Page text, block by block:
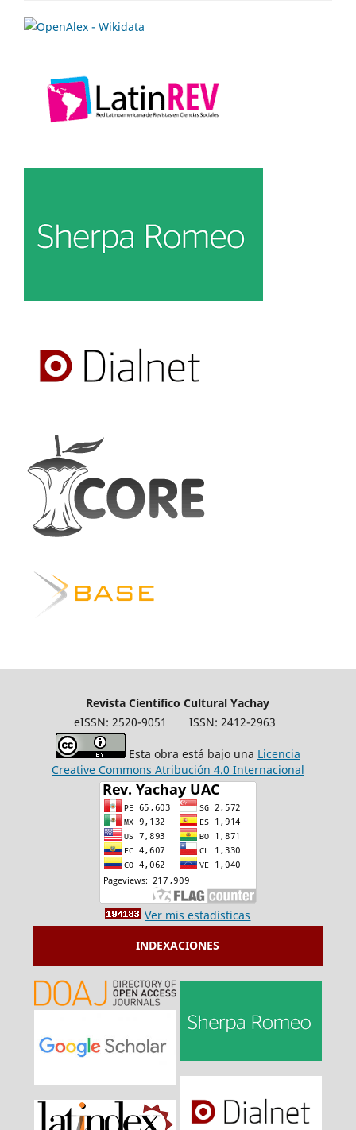
Revista Científico Cultural Yachay
eISSN: 2520-9051
ISSN: 2412-2963
Esta obra está bajo una Licencia
Creative Commons Atribución 4.0 Internacional
Ver mis estadísticas
INDEXACIONES